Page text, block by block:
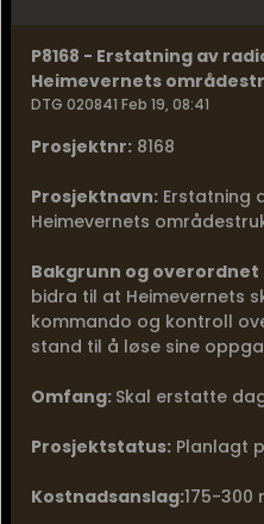
P8168 - Erstatning av
Heimevernets
DTG 020841 Feb 19, 08:41
Prosjektnr: 8168
Prosjektnavn: Erstatning
Heimevernets
Bakgrunn og
bidra til at Heimevernets
kommando og kontroll
stand til å løse sine
Omfang: Skal erstatte
Prosjektstatus: Planlagt
Kostnadsanslag:175-300